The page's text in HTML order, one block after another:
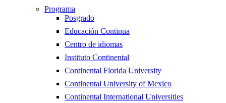
Programa
Posgrado
Educación Continua
Centro de idiomas
Instituto Continental
Continental Florida University
Continental University of Mexico
Continental International Universities